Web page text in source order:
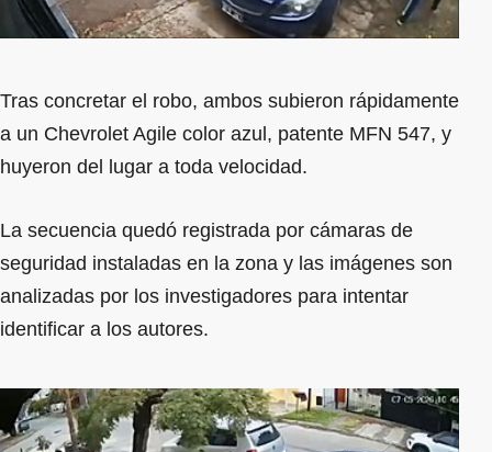
Tras concretar el robo, ambos subieron rápidamente
a un Chevrolet Agile color azul, patente MFN 547, y
huyeron del lugar a toda velocidad.
La secuencia quedó registrada por cámaras de
seguridad instaladas en la zona y las imágenes son
analizadas por los investigadores para intentar
identificar a los autores.